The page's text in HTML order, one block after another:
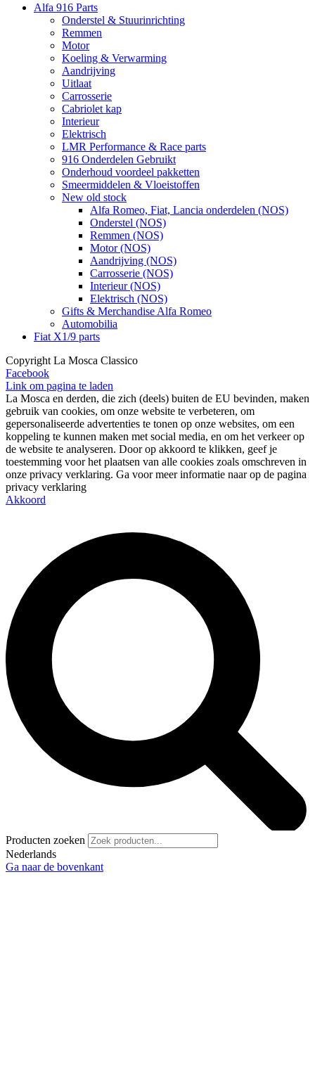
Alfa 916 Parts
Onderstel & Stuurinrichting
Remmen
Motor
Koeling & Verwarming
Aandrijving
Uitlaat
Carrosserie
Cabriolet kap
Interieur
Elektrisch
LMR Performance & Race parts
916 Onderdelen Gebruikt
Onderhoud voordeel pakketten
Smeermiddelen & Vloeistoffen
New old stock
Alfa Romeo, Fiat, Lancia onderdelen (NOS)
Onderstel (NOS)
Remmen (NOS)
Motor (NOS)
Aandrijving (NOS)
Carrosserie (NOS)
Interieur (NOS)
Elektrisch (NOS)
Gifts & Merchandise Alfa Romeo
Automobilia
Fiat X1/9 parts
Copyright La Mosca Classico
Facebook
Link om pagina te laden
La Mosca en derden, die zich (deels) buiten de EU bevinden, maken
gebruik van cookies, om onze website te verbeteren, om
gepersonaliseerde advertenties te tonen op onze websites, om een
koppeling te kunnen maken met social media, en om het verkeer op
de website te analyseren. Door op akkoord te klikken, geef je
toestemming voor het plaatsen van alle cookies zoals omschreven in
onze privacy verklaring. Ga voor meer informatie naar op de pagina
privacy verklaring
Akkoord
Producten zoeken
Nederlands
Ga naar de bovenkant